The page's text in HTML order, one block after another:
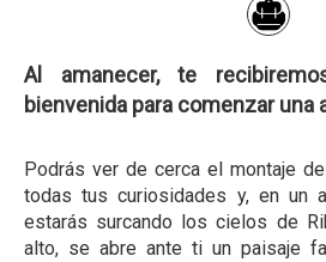
Al amanecer, te
bienvenida para comenzar una
Podrás ver de cerca el montaje
todas tus curiosidades y, en un
estarás surcando los cielos de
alto, se abre ante ti un paisaje